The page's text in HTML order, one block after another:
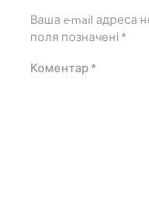
Ваша e-mail адреса
поля позначені *
Коментар*